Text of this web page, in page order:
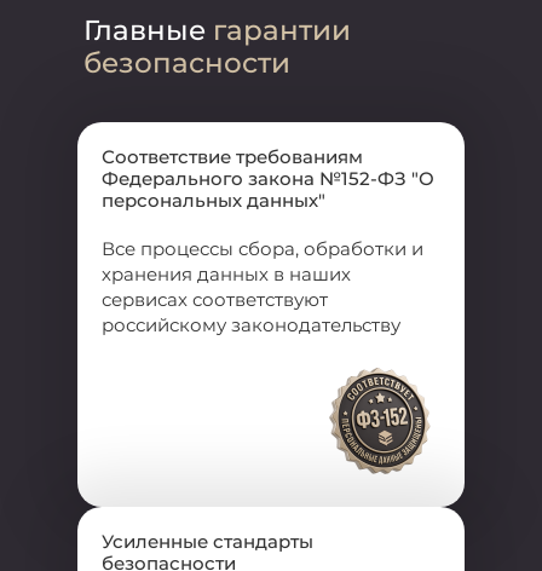
Главные гарантии
безопасности
Соответствие требованиям
Федерального закона №152-ФЗ "О
персональных данных"
Все процессы сбора, обработки и
хранения данных в наших
сервисах соответствуют
российскому законодательству
Усиленные стандарты
безопасности